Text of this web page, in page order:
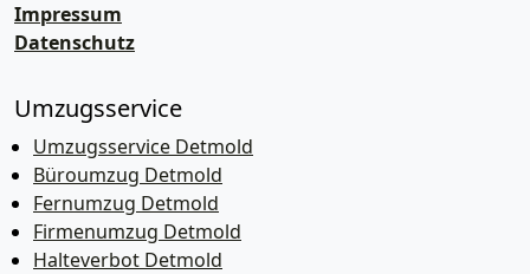
Impressum
Datenschutz
Umzugsservice
Umzugsservice Detmold
Büroumzug Detmold
Fernumzug Detmold
Firmenumzug Detmold
Halteverbot Detmold